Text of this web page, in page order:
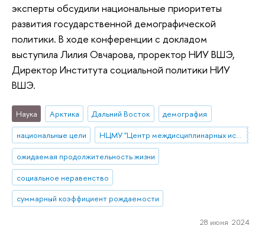
эксперты обсудили национальные приоритеты
развития государственной демографической
политики. В ходе конференции с докладом
выступила Лилия Овчарова, проректор НИУ ВШЭ,
Директор Института социальной политики НИУ
ВШЭ.
Наука Арктика Дальний Восток
демография
национальные цели
НЦМУ "Центр междисциплинарных исследований человеческого потенциала"
ожидаемая продолжительность жизни
социальное неравенство
суммарный коэффициент рождаемости
28 июня 2024